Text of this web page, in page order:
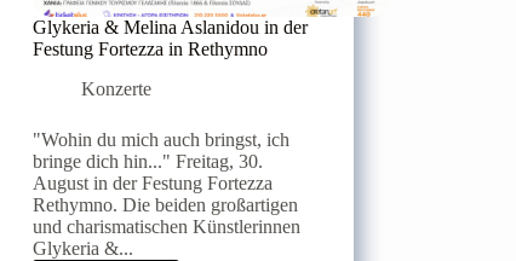
Glykeria & Melina Aslanidou in der
Festung Fortezza in Rethymno
Konzerte
"Wohin du mich auch bringst, ich
bringe dich hin..." Freitag, 30.
August in der Festung Fortezza
Rethymno. Die beiden großartigen
und charismatischen Künstlerinnen
Glykeria &...